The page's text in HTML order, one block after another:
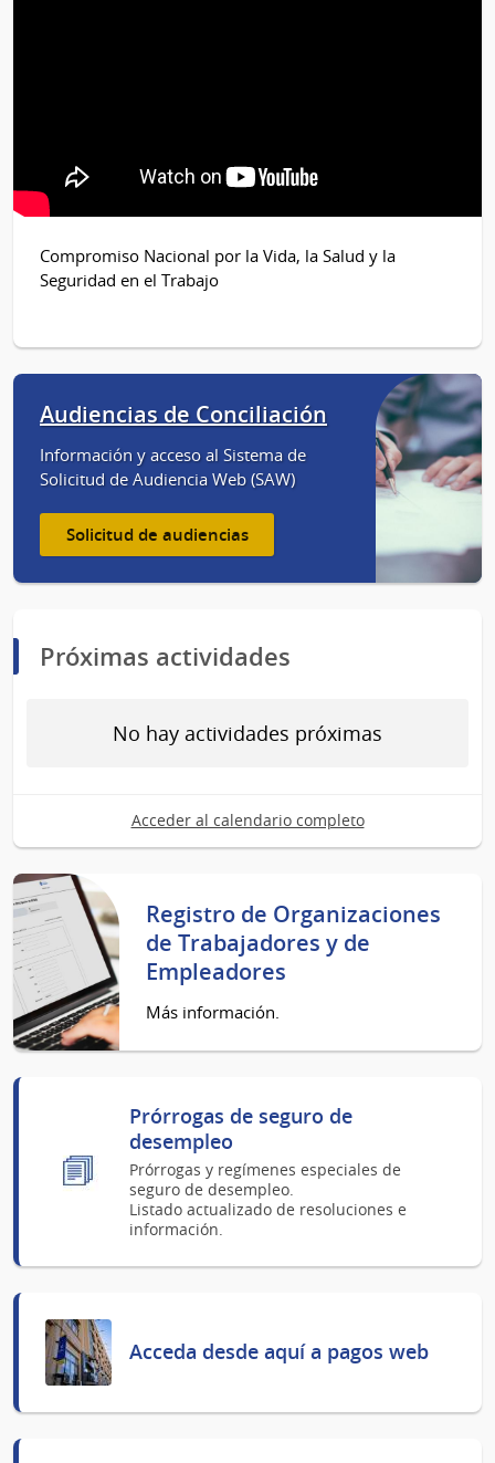
Compromiso Nacional por la Vida, la Salud y la
Seguridad en el Trabajo
Audiencias de Conciliación
Información y acceso al Sistema de
Solicitud de Audiencia Web (SAW)
Solicitud de audiencias
Próximas actividades
No hay actividades próximas
Acceder al calendario completo
Registro de Organizaciones
de Trabajadores y de
Empleadores
Más información.
Prórrogas de seguro de
desempleo
Prórrogas y regímenes especiales de
seguro de desempleo.
Listado actualizado de resoluciones e
información.
Acceda desde aquí a pagos web